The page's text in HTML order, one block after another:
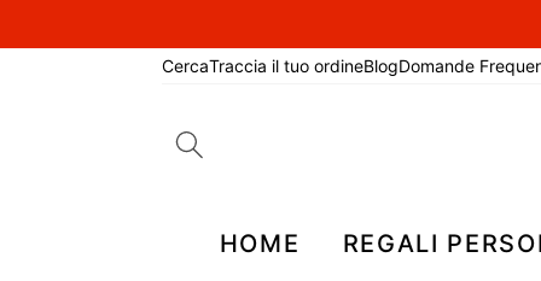
CercaTraccia il tuo ordineBlogDomande
HOME REGALI